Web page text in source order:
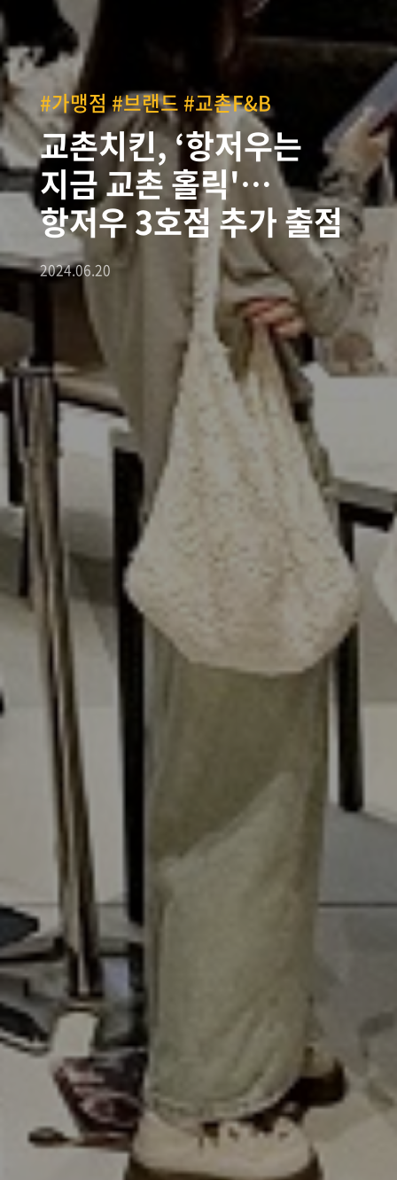
#가맹점 #브랜드 #교촌F&B
교촌치킨, ‘항저우는
지금 교촌 홀릭'…
항저우 3호점 추가 출점
2024.06.20